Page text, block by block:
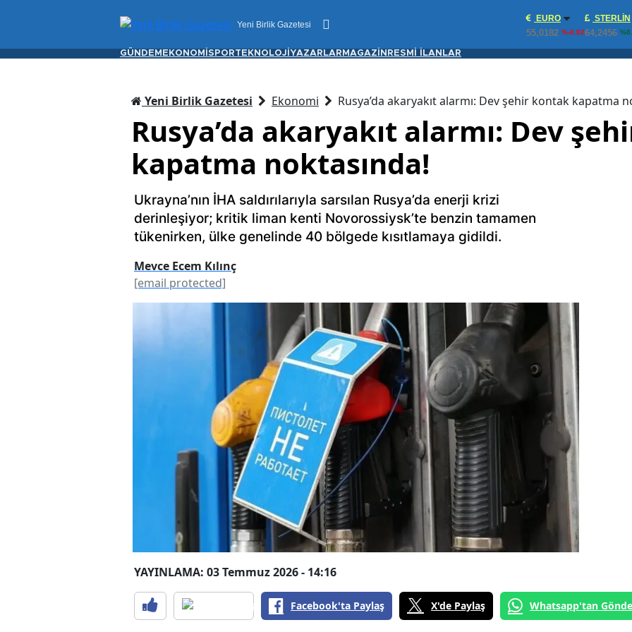
Yeni Birlik Gazetesi
EURO
55,0182 %-0.02
STERLIN
64,2456
GÜNDEM EKONOMİ SPORTEKNOLOJİ YAZARLAR MAGAZİN RESMİ İLANLAR
Yeni Birlik Gazetesi Ekonomi Rusya’da akaryakıt alarmı: Dev şehir kontak kapatma
Rusya’da akaryakıt alarmı: Dev
kapatma noktasında!
Ukrayna’nın İHA saldırılarıyla sarsılan Rusya’da enerji krizi
derinleşiyor; kritik liman kenti Novorossiysk’te benzin tamamen
tükenirken, ülke genelinde 40 bölgede kısıtlamaya gidildi.
Mevce Ecem Kılınç
[email protected]
YAYINLAMA: 03 Temmuz 2026 - 14:16
Facebook'ta Paylaş X'de Paylaş Whatsapp'tan